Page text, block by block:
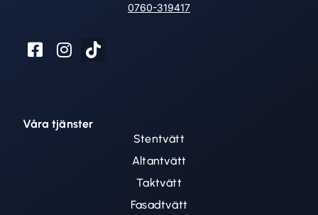
Våra tjänster
Stentvätt
Altantvätt
Taktvätt
Fasadtvätt
0760-319417